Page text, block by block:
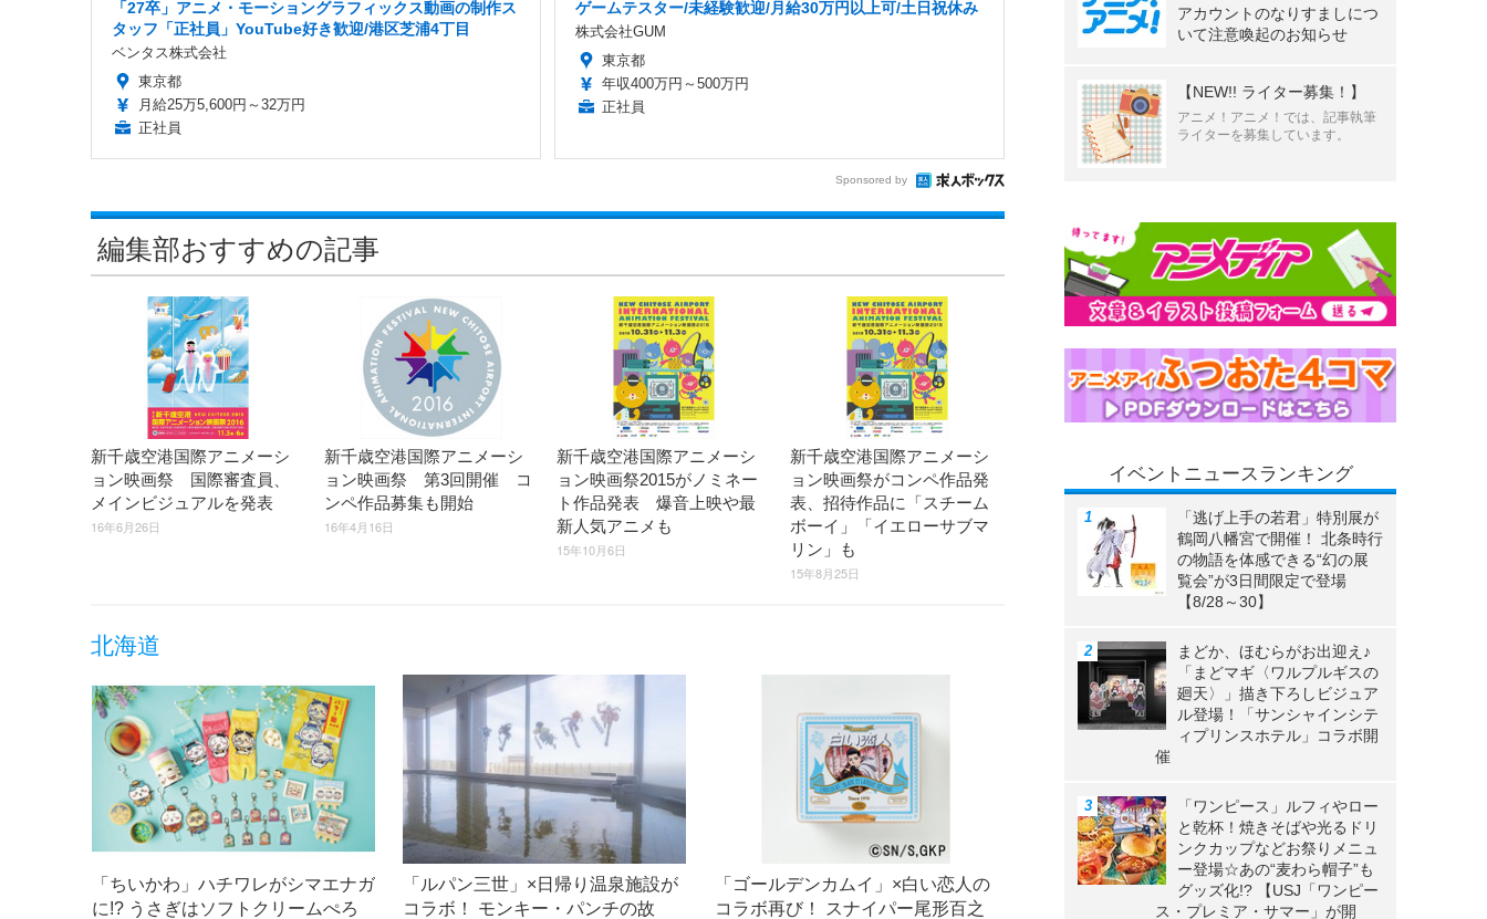
「27卒」アニメ・モーショングラフィックス動画の制作ス
タッフ「正社員」YouTube好き歓迎/港区芝浦4丁目
ベンタス株式会社
東京都
月給25万5,600円～32万円
正社員
ゲームテスター/未経験歓迎/月給30万円以上可/土日祝休み
株式会社GUM
東京都
年収400万円～500万円
正社員
Sponsored by
編集部おすすめの記事
新千歳空港国際アニメーシ
ョン映画祭 国際審査員、
メインビジュアルを発表
16年6月26日
新千歳空港国際アニメーシ
ョン映画祭 第3回開催 コ
ンペ作品募集も開始
16年4月16日
新千歳空港国際アニメーシ
ョン映画祭2015がノミネー
ト作品発表 爆音上映や最
新人気アニメも
15年10月6日
新千歳空港国際アニメーシ
ョン映画祭がコンペ作品発
表、招待作品に「スチーム
ボーイ」「イエローサブマ
リン」も
15年8月25日
北海道
「ちいかわ」ハチワレがシマエナガ
に!? うさぎはソフトクリームぺろ
「ルパン三世」×日帰り温泉施設が
コラボ！ モンキー・パンチの故
「ゴールデンカムイ」×白い恋人の
コラボ再び！ スナイパー尾形百之
アカウントのなりすましにつ
いて注意喚起のお知らせ
【NEW!! ライター募集！】
アニメ！アニメ！では、記事執筆
ライターを募集しています。
イベントニュースランキング
「逃げ上手の若君」特別展が
鶴岡八幡宮で開催！ 北条時行
の物語を体感できる“幻の展
覧会”が3日間限定で登場
【8/28～30】
まどか、ほむらがお出迎え♪
「まどマギ〈ワルプルギスの
廻天〉」描き下ろしビジュア
ル登場！「サンシャインシテ
ィプリンスホテル」コラボ開
催
「ワンピース」ルフィやロー
と乾杯！焼きそばや光るドリ
ンクカップなどお祭りメニュ
ー登場☆あの“麦わら帽子”も
グッズ化!? 【USJ「ワンピー
ス・プレミア・サマー」が開